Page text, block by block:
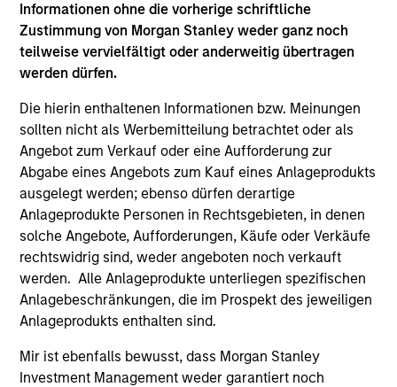
Informationen ohne die vorherige schriftliche
Zustimmung von Morgan Stanley weder ganz noch
teilweise vervielfältigt oder anderweitig übertragen
werden dürfen.
Die hierin enthaltenen Informationen bzw. Meinungen
sollten nicht als Werbemitteilung betrachtet oder als
Angebot zum Verkauf oder eine Aufforderung zur
Abgabe eines Angebots zum Kauf eines Anlageprodukts
ausgelegt werden; ebenso dürfen derartige
Anlageprodukte Personen in Rechtsgebieten, in denen
solche Angebote, Aufforderungen, Käufe oder Verkäufe
rechtswidrig sind, weder angeboten noch verkauft
werden. Alle Anlageprodukte unterliegen spezifischen
Anlagebeschränkungen, die im Prospekt des jeweiligen
Anlageprodukts enthalten sind.
Mir ist ebenfalls bewusst, dass Morgan Stanley
Investment Management weder garantiert noch
free cash flow generation. Designed for
investors who seek capital growth, earnings
resilience and reduced downside
participation.
Global Quality Strategy
Invests in high quality resilient companies
with strong management, high returns on
capital, and strong free-cash-flow
generation.
International Equity Strategy
Seeks to maintain a diversified portfolio of
companies that are primarily domiciled
outside of the U.S.